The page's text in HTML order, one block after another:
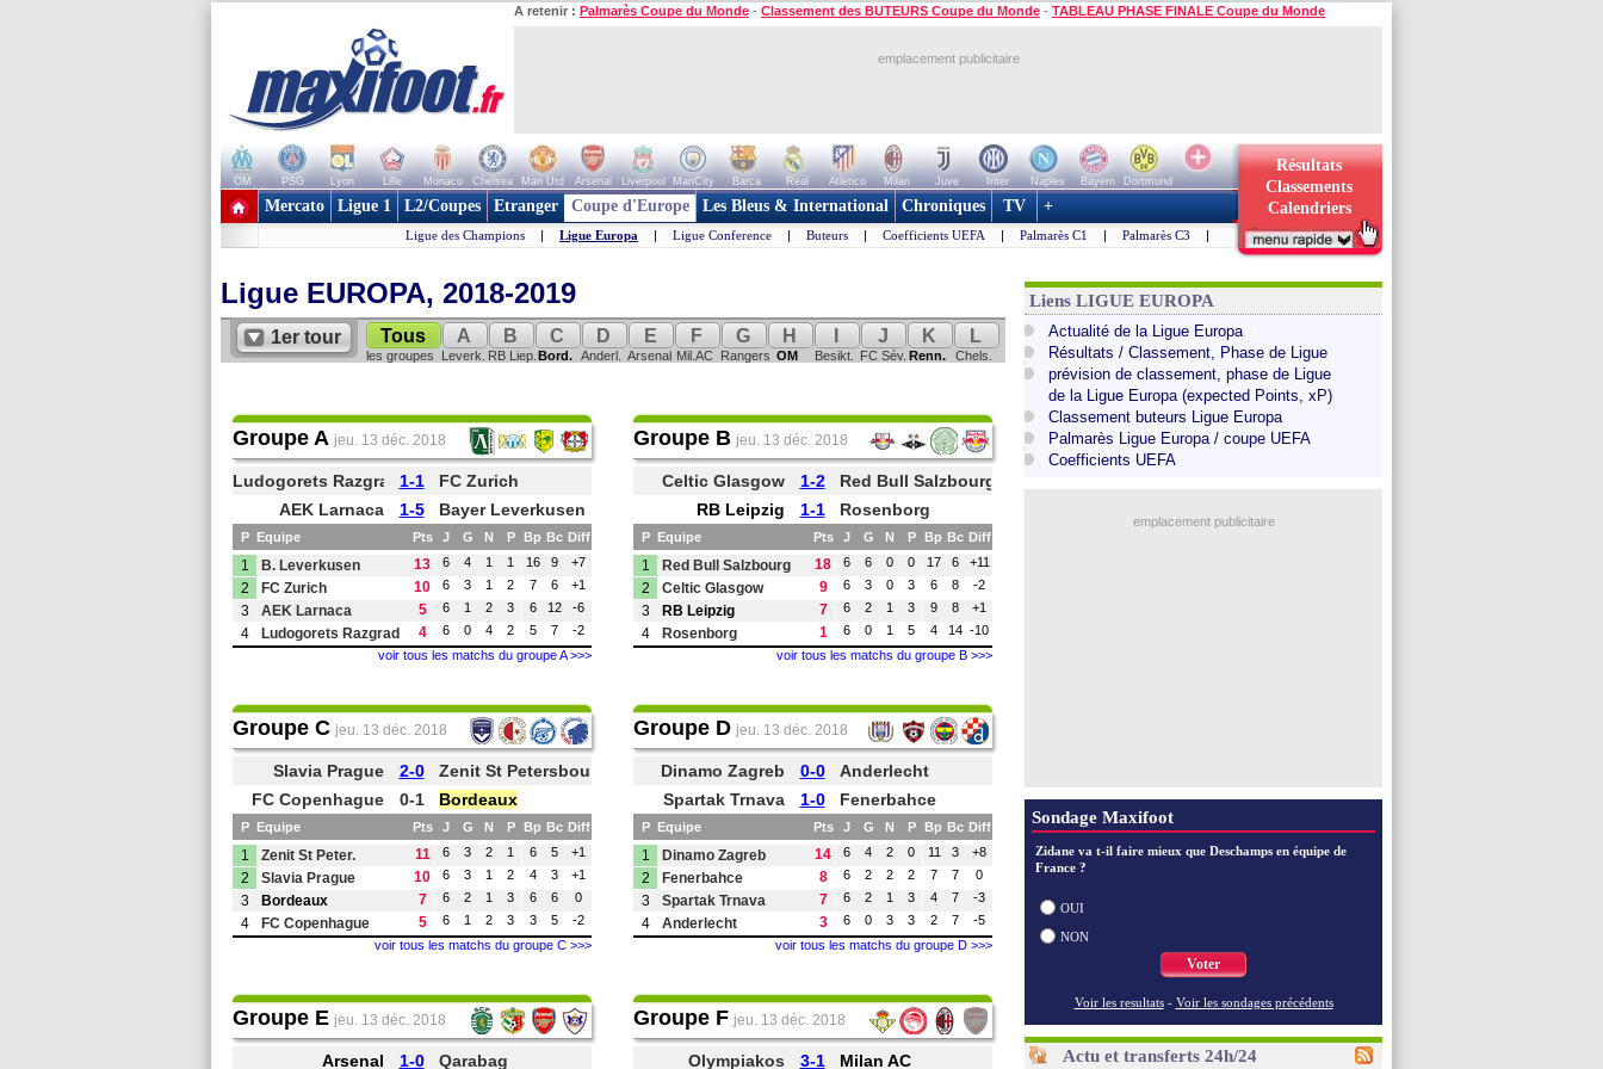
A retenir : Palmarès Coupe du Monde - Classement des BUTEURS Coupe du Monde - TABLEAU PHASE FINALE Coupe du Monde
emplacement publicitaire
OM PSG Lyon Lille Monaco Chelsea Man Utd Arsenal Liverpool ManCity Barca Real Atletico Milan Juve Inter Naples Bayern
Dortmund
+ de clubs
Résultats
Classements
Calendriers
Mercato Ligue 1 L2/Coupes Etranger Coupe d'Europe Les Bleus & International Chroniques TV +
Ligue des Champions | Ligue Europa | Ligue Conference | Buteurs | Coefficients UEFA | Palmarès C1 | Palmarès C3 |
Ligue EUROPA, 2018-2019
1er tour Tous
les groupes
A
Leverk.
B
RB Liep.
C
Bord.
D
Anderl.
E
Arsenal
F
Mil.AC
G
Rangers
H
OM Besikt.
J
FC Sév.
K
Renn.
L
Chels.
Groupe A jeu. 13 déc. 2018
Ludogorets Razgrad 1-1
FC Zurich
AEK Larnaca
1-5 Bayer Leverkusen
P Equipe Pts J G N P Bp Bc Diff
1 B. Leverkusen 13 6 4 1 1 16 9 +7
2 FC Zurich 10 6 3 1 2 7 6 +1
3 AEK Larnaca 5 6 1 2 3 6 12 -6
4 Ludogorets Razgrad 4 6 0 4 2 5 7
-2
voir tous les matchs du groupe A >>>
Groupe B jeu. 13 déc. 2018
Celtic Glasgow 1-2
Red Bull Salzbourg
RB Leipzig
1-1 Rosenborg
P Equipe Pts J G N P Bp Bc Diff
1 Red Bull Salzbourg 18 6 6 0 0 17 6 +11
2 Celtic Glasgow 9 6 3 0 3 6 8 -2
3 RB Leipzig 7 6 2 1 3 9 8 +1
4 Rosenborg 1 6 0 1 5 4 14 -10
voir tous les matchs du groupe B >>>
Groupe C jeu. 13 déc. 2018
Slavia Prague 2-0
Zenit St Petersbourg
FC Copenhague
0-1 Bordeaux
P Equipe Pts J G N P Bp Bc Diff
1 Zenit St Peter. 11 6 3 2 1 6 5 +1
2 Slavia Prague 10 6 3 1 2 4 3 +1
3 Bordeaux 7 6 2 1 3 6 6 0
4 FC Copenhague 5 6 1 2 3 3 5
-2
voir tous les matchs du groupe C >>>
Groupe D jeu. 13 déc. 2018
Dinamo Zagreb 0-0
Anderlecht
Spartak Trnava
1-0 Fenerbahce
P Equipe Pts J G N P Bp Bc Diff
1 Dinamo Zagreb 14 6 4 2 0 11 3 +8
2 Fenerbahce 8 6 2 2 2 7 7 0
3 Spartak Trnava 7 6 2 1 3 4 7 -3
4 Anderlecht 3 6 0 3 3 2 7
-5
voir tous les matchs du groupe D >>>
Groupe E jeu. 13 déc. 2018
Arsenal 1-0
Qarabag
Groupe F jeu. 13 déc. 2018
Olympiakos 3-1
Milan AC
Liens LIGUE EUROPA
Actualité de la Ligue Europa
Résultats / Classement, Phase de Ligue
prévision de classement, phase de Ligue
de la Ligue Europa (expected Points, xP)
Classement buteurs Ligue Europa
Palmarès Ligue Europa / coupe UEFA
Coefficients UEFA
emplacement publicitaire
Sondage Maxifoot
Zidane va t-il faire mieux que Deschamps en équipe de
France ?
OUI
NON
Voter
Voir les resultats - Voir les sondages précédents
Actu et transferts 24h/24